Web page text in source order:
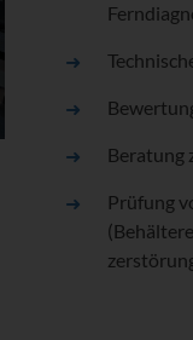
Beratung
Prüfung